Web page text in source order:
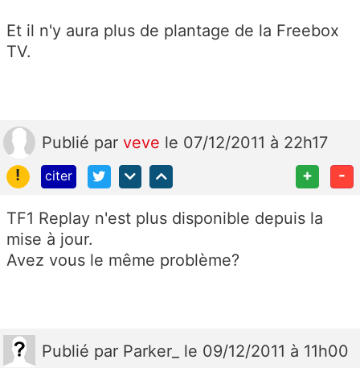
Et il n'y aura plus de plantage de la Freebox
TV.
Publié par veve le 07/12/2011 à 22h17
!
citer + -
TF1 Replay n'est plus disponible depuis la
mise à jour.
Avez vous le même problème?
Publié par Parker_ le 09/12/2011 à 11h00